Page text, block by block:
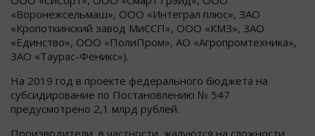
«Воронежсельмаш», ООО «Интеграл плюс», ЗАО
«Кропоткинский завод МиССП», ООО «КМЗ», ЗАО
«Единство», ООО «ПолиПром», АО «Агропромтехника»,
ЗАО «Таурас-Феникс»).
На 2019 год в проекте федерального бюджета на
субсидирование по Постановлению № 547
предусмотрено 2,1 млрд рублей.
Производители, в частности, жалуются на сложности